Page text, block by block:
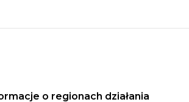
o regionach działania